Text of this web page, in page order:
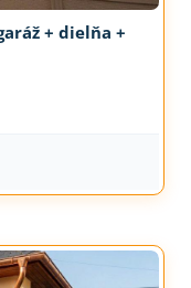
+ dielňa +